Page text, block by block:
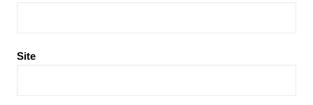
Site